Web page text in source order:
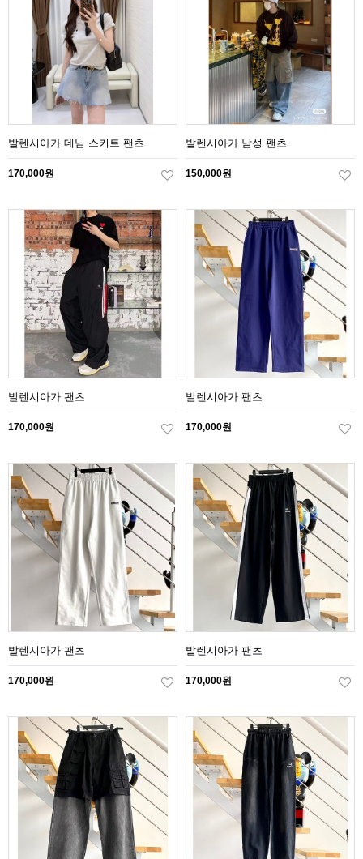
발렌시아가 데님 스커트 팬츠
170,000원
발렌시아가 남성 팬츠
150,000원
발렌시아가 팬츠
170,000원
발렌시아가 팬츠
170,000원
발렌시아가 팬츠
170,000원
발렌시아가 팬츠
170,000원